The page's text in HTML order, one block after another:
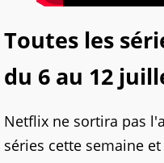
Toutes les
du 6 au 12
Netflix ne sortira pas
séries cette semaine